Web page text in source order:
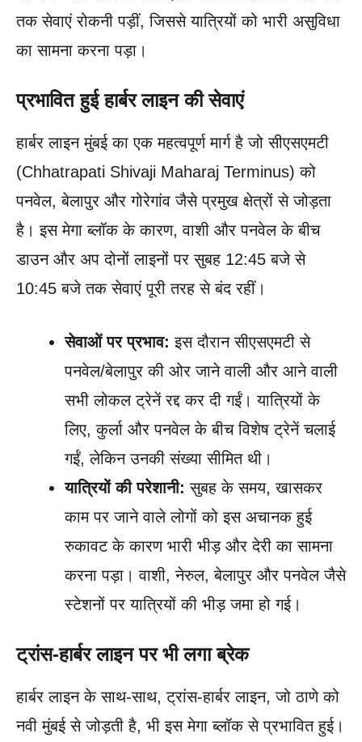
तक सेवाएं रोकनी पड़ीं, जिससे यात्रियों को भारी असुविधा
का सामना करना पड़ा।
प्रभावित हुई हार्बर लाइन की सेवाएं
हार्बर लाइन मुंबई का एक महत्वपूर्ण मार्ग है जो सीएसएमटी
(Chhatrapati Shivaji Maharaj Terminus) को
पनवेल, बेलापुर और गोरेगांव जैसे प्रमुख क्षेत्रों से जोड़ता
है। इस मेगा ब्लॉक के कारण, वाशी और पनवेल के बीच
डाउन और अप दोनों लाइनों पर सुबह 12:45 बजे से
10:45 बजे तक सेवाएं पूरी तरह से बंद रहीं।
सेवाओं पर प्रभाव: इस दौरान सीएसएमटी से
पनवेल/बेलापुर की ओर जाने वाली और आने वाली
सभी लोकल ट्रेनें रद्द कर दी गईं। यात्रियों के
लिए, कुर्ला और पनवेल के बीच विशेष ट्रेनें चलाई
गईं, लेकिन उनकी संख्या सीमित थी।
यात्रियों की परेशानी: सुबह के समय, खासकर
काम पर जाने वाले लोगों को इस अचानक हुई
रुकावट के कारण भारी भीड़ और देरी का सामना
करना पड़ा। वाशी, नेरुल, बेलापुर और पनवेल जैसे
स्टेशनों पर यात्रियों की भीड़ जमा हो गई।
ट्रांस-हार्बर लाइन पर भी लगा ब्रेक
हार्बर लाइन के साथ-साथ, ट्रांस-हार्बर लाइन, जो ठाणे को
नवी मुंबई से जोड़ती है, भी इस मेगा ब्लॉक से प्रभावित हुई।